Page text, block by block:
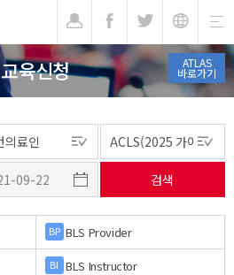
ATLAS
바로가기
교육신청
BP BLS Provider
BI BLS Instructor